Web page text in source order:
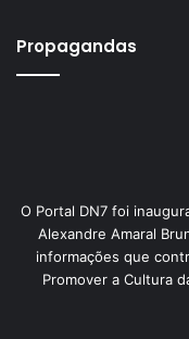
Propagandas
O Portal DN7 foi
Alexandre Amaral
informações que
Promover a Cultura